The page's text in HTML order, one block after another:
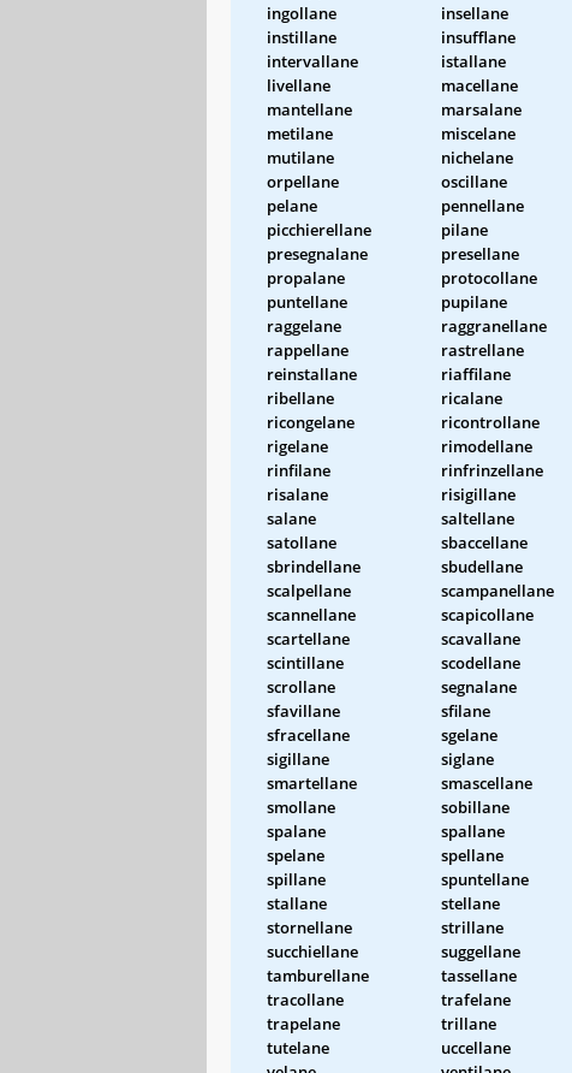
ingollane
insellane
instillane
insufflane
intervallane
istallane
livellane
macellane
mantellane
marsalane
metilane
miscelane
mutilane
nichelane
orpellane
oscillane
pelane
pennellane
picchierellane
pilane
presegnalane
presellane
propalane
protocollane
puntellane
pupilane
raggelane
raggranellane
rappellane
rastrellane
reinstallane
riaffilane
ribellane
ricalane
ricongelane
ricontrollane
rigelane
rimodellane
rinfilane
rinfrinzellane
risalane
risigillane
salane
saltellane
satollane
sbaccellane
sbrindellane
sbudellane
scalpellane
scampanellane
scannellane
scapicollane
scartellane
scavallane
scintillane
scodellane
scrollane
segnalane
sfavillane
sfilane
sfracellane
sgelane
sigillane
siglane
smartellane
smascellane
smollane
sobillane
spalane
spallane
spelane
spellane
spillane
spuntellane
stallane
stellane
stornellane
strillane
succhiellane
suggellane
tamburellane
tassellane
tracollane
trafelane
trapelane
trillane
tutelane
uccellane